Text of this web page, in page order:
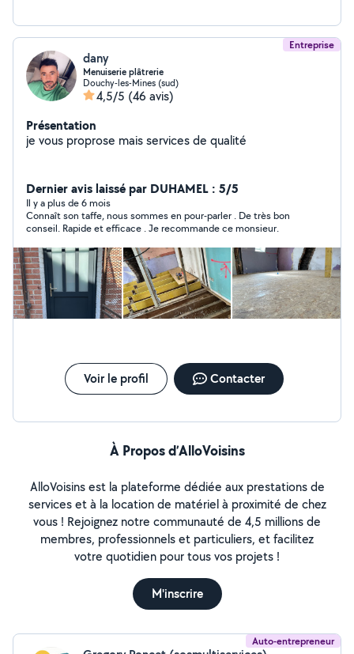
Entreprise
dany
Menuiserie plâtrerie
Douchy-les-Mines (sud)
4,5/5 (46 avis)
Présentation
je vous proprose mais services de qualité
Dernier avis laissé par DUHAMEL : 5/5
Il y a plus de 6 mois
Connaît son taffe, nous sommes en pour-parler . De très bon
conseil. Rapide et efficace . Je recommande ce monsieur.
Voir le profil Contacter
À Propos d’AlloVoisins
AlloVoisins est la plateforme dédiée aux prestations de
services et à la location de matériel à proximité de chez
vous ! Rejoignez notre communauté de 4,5 millions de
membres, professionnels et particuliers, et facilitez
votre quotidien pour tous vos projets !
M'inscrire
Auto-entrepreneur